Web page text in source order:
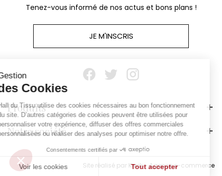
Continuer sans accepter
Gestion
des Cookies
Hall du Tissu utilise des cookies nécessaires au bon fonctionnement
du site. D’autres catégories de cookies peuvent être utilisées pour
personnaliser votre expérience, diffuser des offres commerciales
personnalisées ou réaliser des analyses pour optimiser notre offre.
Consentements certifiés par
Voir les cookies Tout accepter
Tenez-vous informé de nos actus et bons plans !
JE M'INSCRIS
Produits
Notre société
Site réalisé par Kiwik - Agence e-commerce